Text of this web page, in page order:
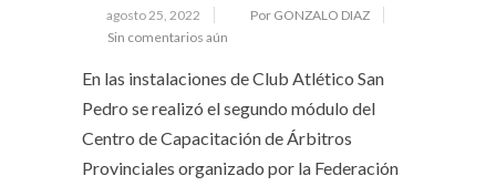
agosto 25, 2022
Por GONZALO DIAZ
Sin comentarios aún
En las instalaciones de Club Atlético San
Pedro se realizó el segundo módulo del
Centro de Capacitación de Árbitros
Provinciales organizado por la Federación